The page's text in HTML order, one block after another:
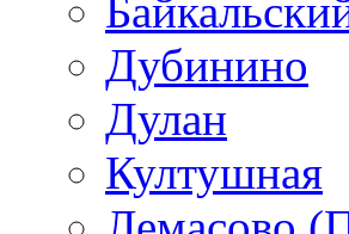
Дубинино
Дулан
Култушная